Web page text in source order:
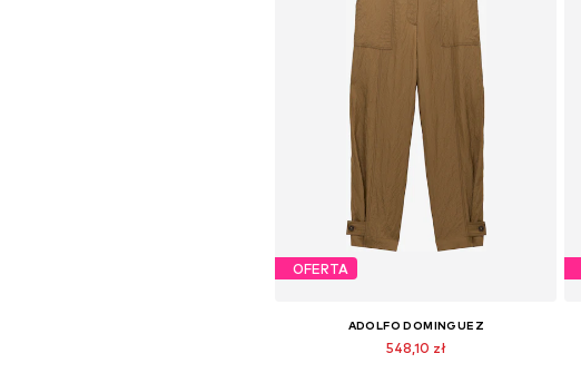
OFERTA
ADOLFO DOMINGUEZ
548,10 zł